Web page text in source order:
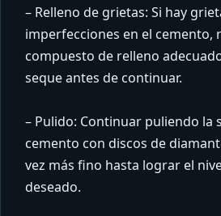
– Relleno de grietas: Si hay
imperfecciones en el cemento,
compuesto de relleno
seque antes de continuar.
– Pulido: Continuar puliendo la
cemento con discos de
vez más fino hasta lograr el
deseado.